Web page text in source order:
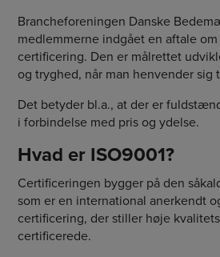
Brancheforeningen Danske
medlemmerne indgået en aftale om
certificering. Den er målrettet
og tryghed, når man henvender sig
Det betyder bl.a., at der er
i forbindelse med pris og ydelse.
Hvad er ISO9001?
Certificeringen bygger på den
som er en international anerkendt
certificering, der stiller høje
certificerede.